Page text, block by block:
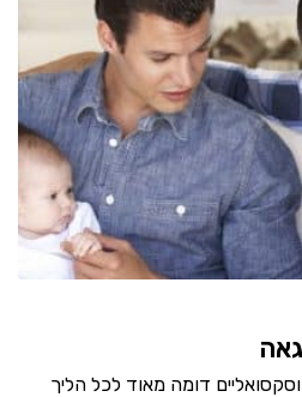
דומה מאוד לכל הליך